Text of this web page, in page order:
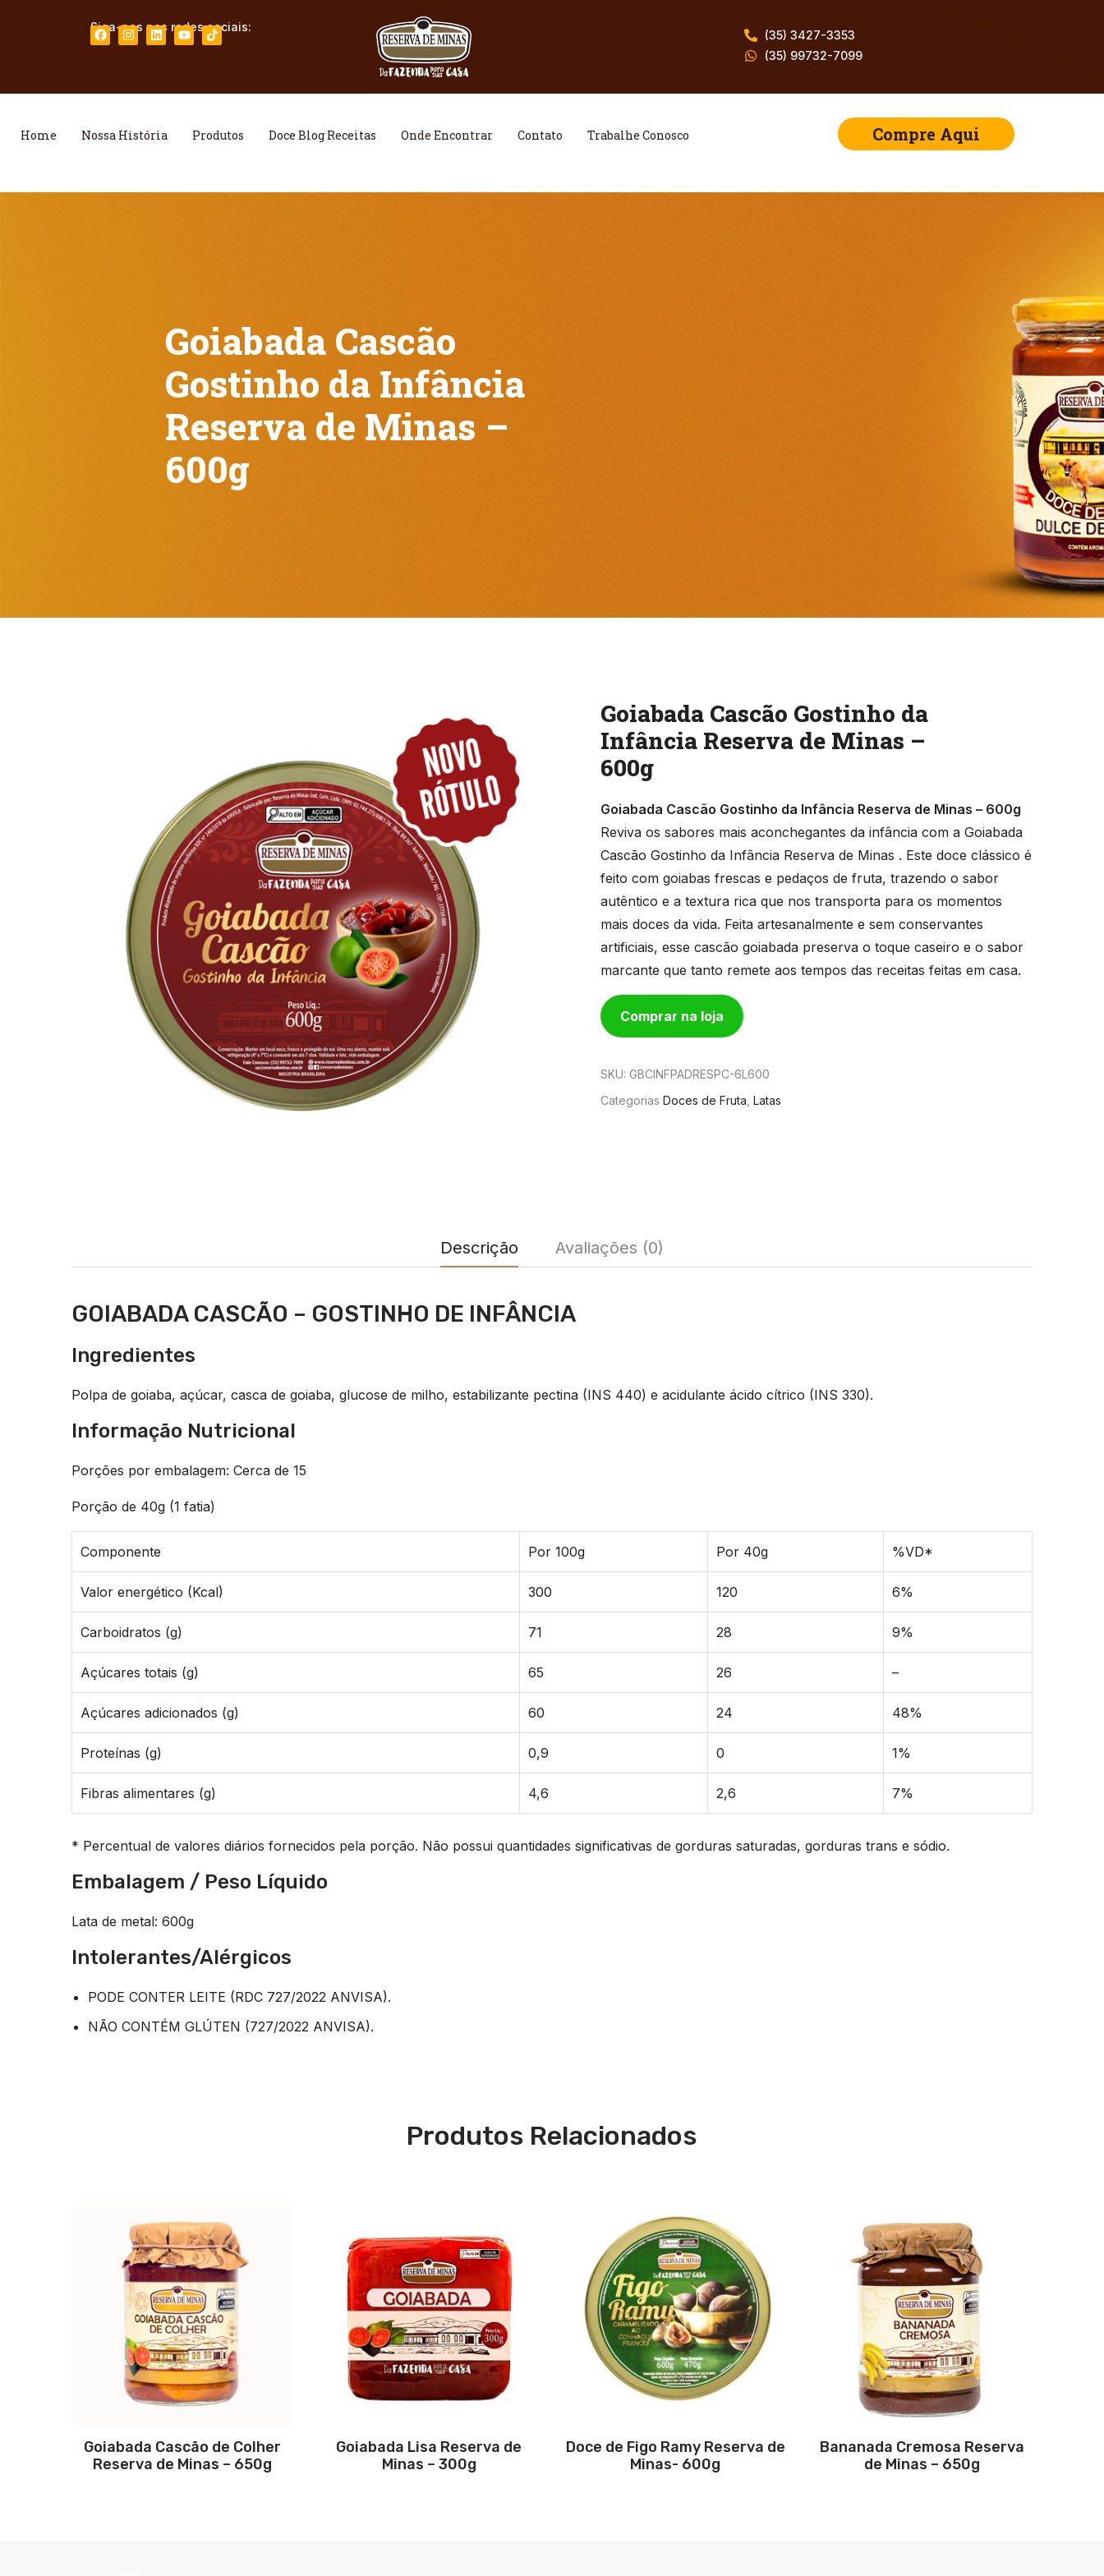
Siga-nos nas redes sociais:
(35) 3427-3353
(35) 99732-7099
Home Nossa História Produtos Doce Blog Receitas Onde Encontrar Contato Trabalhe Conosco Compre Aqui
Goiabada Cascão
Gostinho da Infância
Reserva de Minas –
600g
Goiabada Cascão Gostinho da
Infância Reserva de Minas –
600g
Goiabada Cascão Gostinho da Infância Reserva de Minas – 600g
Reviva os sabores mais aconchegantes da infância com a Goiabada
Cascão Gostinho da Infância Reserva de Minas . Este doce clássico é
feito com goiabas frescas e pedaços de fruta, trazendo o sabor
autêntico e a textura rica que nos transporta para os momentos
mais doces da vida. Feita artesanalmente e sem conservantes
artificiais, esse cascão goiabada preserva o toque caseiro e o sabor
marcante que tanto remete aos tempos das receitas feitas em casa.
Comprar na loja
SKU: GBCINFPADRESPC-6L600
Categorias Doces de Fruta Latas
Descrição Avaliações (0)
GOIABADA CASCÃO – GOSTINHO DE INFÂNCIA
Ingredientes
Polpa de goiaba, açúcar, casca de goiaba, glucose de milho, estabilizante pectina (INS 440) e acidulante ácido cítrico (INS 330).
Informação Nutricional
Porções por embalagem: Cerca de 15
Porção de 40g (1 fatia)
Componente Por 100g Por 40g %VD*
Valor energético (Kcal) 300 120 6%
Carboidratos (g) 71 28 9%
Açúcares totais (g) 65 26 –
Açúcares adicionados (g) 60 24 48%
Proteínas (g) 0,9 0 1%
Fibras alimentares (g) 4,6 2,6 7%
* Percentual de valores diários fornecidos pela porção. Não possui quantidades significativas de gorduras saturadas, gorduras trans e sódio.
Embalagem / Peso Líquido
Lata de metal: 600g
Intolerantes/Alérgicos
PODE CONTER LEITE (RDC 727/2022 ANVISA).
NÃO CONTÉM GLÚTEN (727/2022 ANVISA).
Produtos Relacionados
Goiabada Cascão de Colher
Reserva de Minas – 650g
Goiabada Lisa Reserva de
Minas – 300g
Doce de Figo Ramy Reserva de
Minas- 600g
Bananada Cremosa Reserva
de Minas – 650g